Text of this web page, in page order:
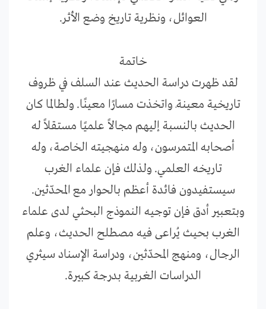
العوائل، ونظرية تاريخ وضع الأثر.
خاتمة
لقد ظهرت دراسة الحديث عند السلف في ظروف
تاريخية معينةـ واتخذت مسارًا معينًا. ولطالما كان
الحديث بالنسبة إليهم مجالاً علميًا مستقلاً له
أصحابه المتمرسون، وله منهجيته الخاصة، وله
تاريخه العلمي. ولذلك فإن علماء الغرب
سيستفيدون فائدة أعظم بالحوار مع المحدّثين.
وبتعبير أدق فإن توجيه النموذج البحثي لدى علماء
الغرب بحيث يُراعى فيه مصطلح الحديث، وعلم
الرجال، ومنهج المحدّثين، ودراسة الإسناد سيثري
الدراسات الغربية بدرجة كبيرة.